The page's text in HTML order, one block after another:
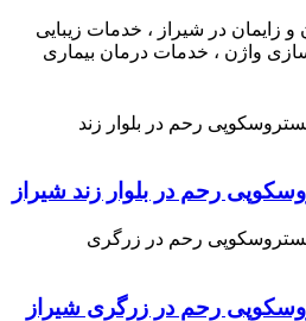
در شیراز ، خدمات زیبایی
واژن ، خدمات درمان بیماری
رحم در بلوار زند شیراز
رحم در زرگری شیراز